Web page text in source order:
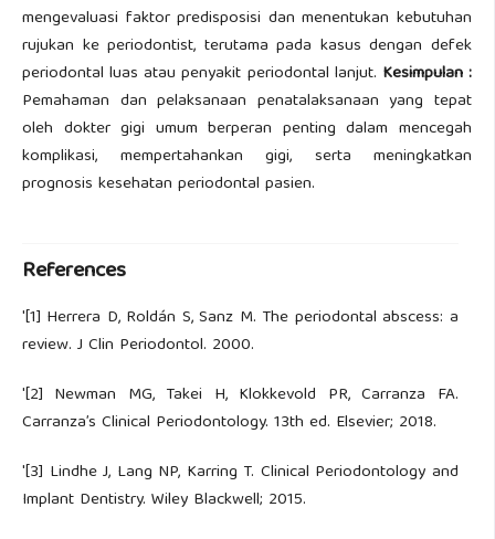
mengevaluasi faktor predisposisi dan menentukan kebutuhan
rujukan ke periodontist, terutama pada kasus dengan defek
periodontal luas atau penyakit periodontal lanjut. Kesimpulan :
Pemahaman dan pelaksanaan penatalaksanaan yang tepat
oleh dokter gigi umum berperan penting dalam mencegah
komplikasi, mempertahankan gigi, serta meningkatkan
prognosis kesehatan periodontal pasien.
References
'[1] Herrera D, Roldán S, Sanz M. The periodontal abscess: a
review. J Clin Periodontol. 2000.
'[2] Newman MG, Takei H, Klokkevold PR, Carranza FA.
Carranza’s Clinical Periodontology. 13th ed. Elsevier; 2018.
'[3] Lindhe J, Lang NP, Karring T. Clinical Periodontology and
Implant Dentistry. Wiley Blackwell; 2015.